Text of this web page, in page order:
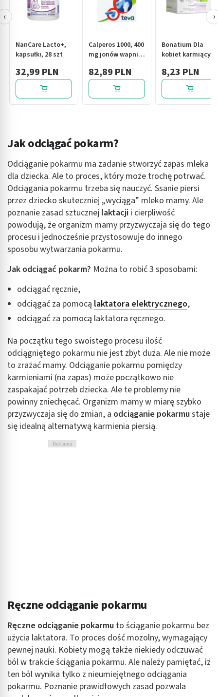
NanCare Lacto+,
kapsułki, 28 szt
32,99 PLN
Calperos 1000, 400
mg jonów wapnia,
100 szt.
82,89 PLN
Bonatium Dla
kobiet karmiących
ziołowa, 20 szt.
8,23 PLN
‹ ›
Jak odciągać pokarm?
Odciąganie pokarmu ma zadanie stworzyć zapas mleka
dla dziecka. Ale to proces, który może trochę potrwać.
Odciągania pokarmu trzeba się nauczyć. Ssanie piersi
przez dziecko skuteczniej „wyciąga” mleko mamy. Ale
poznanie zasad sztucznej laktacji i cierpliwość
powodują, że organizm mamy przyzwyczaja się do tego
procesu i jednocześnie przystosowuje do innego
sposobu wytwarzania pokarmu.
Jak odciągać pokarm? Można to robić 3 sposobami:
odciągać ręcznie,
odciągać za pomocą laktatora elektrycznego,
odciągać za pomocą laktatora ręcznego.
Na początku tego swoistego procesu ilość
odciągniętego pokarmu nie jest zbyt duża. Ale nie może
to zrażać mamy. Odciąganie pokarmu pomiędzy
karmieniami (na zapas) może początkowo nie
zaspakajać potrzeb dziecka. Ale te problemy nie
powinny zniechęcać. Organizm mamy w miarę szybko
przyzwyczaja się do zmian, a odciąganie pokarmustaje
się idealną alternatywą karmienia piersią.
Reklama
Ręczne odciąganie pokarmu
Ręczne odciąganie pokarmu to ściąganie pokarmu bez
użycia laktatora. To proces dość mozolny, wymagający
pewnej nauki. Kobiety mogą także niekiedy odczuwać
ból w trakcie ściągania pokarmu. Ale należy pamiętać, iż
ten ból wynika tylko z nieumiejętnego odciągania
pokarmu. Poznanie prawidłowych zasad pozwala